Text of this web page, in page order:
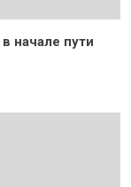
начале пути